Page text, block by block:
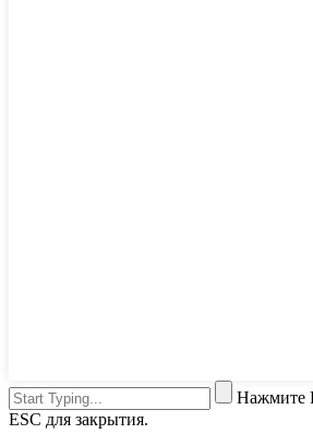
Нажмите
ESC для закрытия.